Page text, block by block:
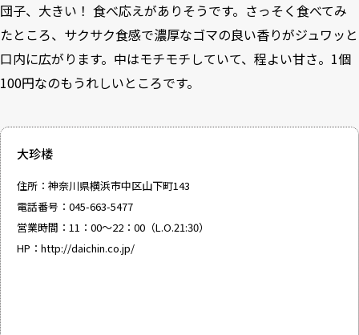
団子、大きい！ 食べ応えがありそうです。さっそく食べてみ
たところ、サクサク食感で濃厚なゴマの良い香りがジュワッと
口内に広がります。中はモチモチしていて、程よい甘さ。1個
100円なのもうれしいところです。
大珍楼
住所：神奈川県横浜市中区山下町143
電話番号：045-663-5477
営業時間：11：00〜22：00（L.O.21:30）
HP： http://daichin.co.jp/